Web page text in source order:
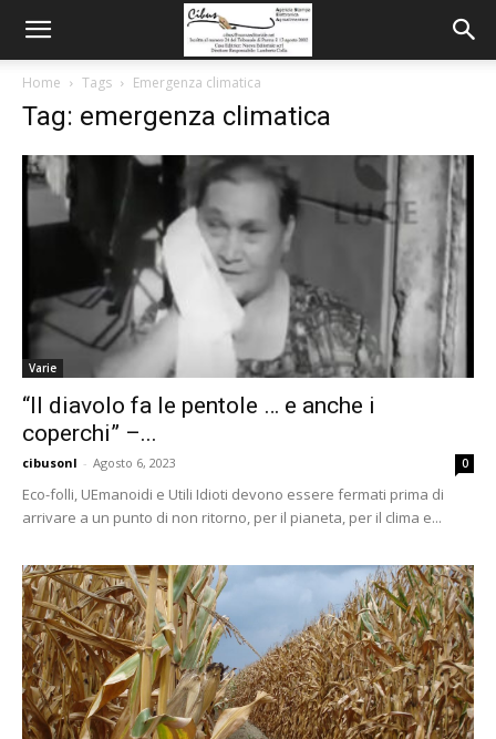
Home Tags Emergenza climatica
Tag: emergenza climatica
Varie
“Il diavolo fa le pentole … e anche i
coperchi” –...
cibusonl - Agosto 6, 2023 0
Eco-folli, UEmanoidi e Utili Idioti devono essere fermati prima di
arrivare a un punto di non ritorno, per il pianeta, per il clima e...